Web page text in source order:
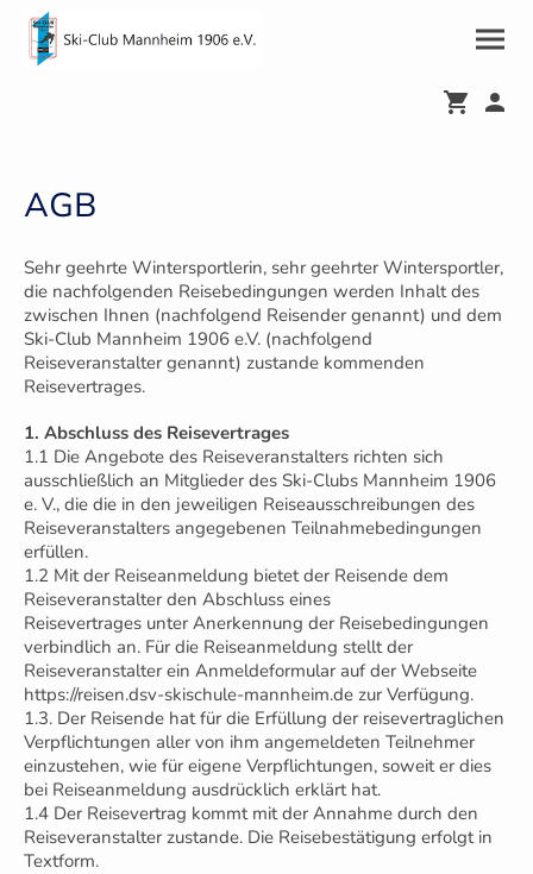
AGB
Sehr geehrte Wintersportlerin, sehr geehrter Wintersportler,
die nachfolgenden Reisebedingungen werden Inhalt des
zwischen Ihnen (nachfolgend Reisender genannt) und dem
Ski-Club Mannheim 1906 e.V. (nachfolgend
Reiseveranstalter genannt) zustande kommenden
Reisevertrages.
1. Abschluss des Reisevertrages
1.1 Die Angebote des Reiseveranstalters richten sich
ausschließlich an Mitglieder des Ski-Clubs Mannheim 1906
e. V., die die in den jeweiligen Reiseausschreibungen des
Reiseveranstalters angegebenen Teilnahmebedingungen
erfüllen.
1.2 Mit der Reiseanmeldung bietet der Reisende dem
Reiseveranstalter den Abschluss eines
Reisevertrages unter Anerkennung der Reisebedingungen
verbindlich an. Für die Reiseanmeldung stellt der
Reiseveranstalter ein Anmeldeformular auf der Webseite
https://reisen.dsv-skischule-mannheim.de zur Verfügung.
1.3. Der Reisende hat für die Erfüllung der reisevertraglichen
Verpflichtungen aller von ihm angemeldeten Teilnehmer
einzustehen, wie für eigene Verpflichtungen, soweit er dies
bei Reiseanmeldung ausdrücklich erklärt hat.
1.4 Der Reisevertrag kommt mit der Annahme durch den
Reiseveranstalter zustande. Die Reisebestätigung erfolgt in
Textform.